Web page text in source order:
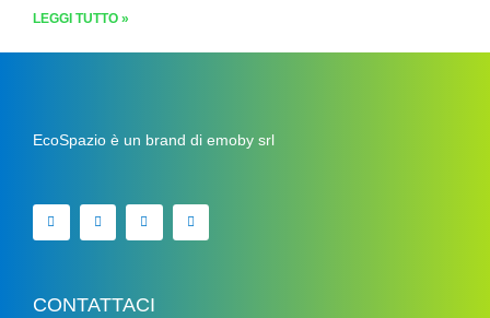
LEGGI TUTTO »
EcoSpazio è un brand di emoby srl
CONTATTACI